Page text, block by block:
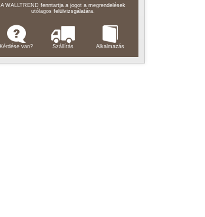
A WALLTREND fenntartja a jogot a megrendelések
utólagos felülvizsgálatára.
Kérdése van? Szállítás Alkalmazás